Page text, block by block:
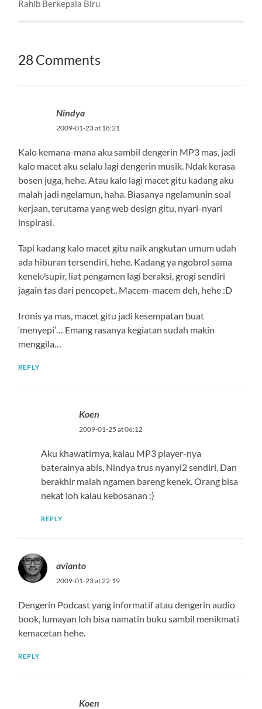
Rahib Berkepala Biru
28 Comments
Nindya
2009-01-23 at 18:21
Kalo kemana-mana aku sambil dengerin MP3 mas, jadi
kalo macet aku selalu lagi dengerin musik. Ndak kerasa
bosen juga, hehe. Atau kalo lagi macet gitu kadang aku
malah jadi ngelamun, haha. Biasanya ngelamunin soal
kerjaan, terutama yang web design gitu, nyari-nyari
inspirasi.
Tapi kadang kalo macet gitu naik angkutan umum udah
ada hiburan tersendiri, hehe. Kadang ya ngobrol sama
kenek/supir, liat pengamen lagi beraksi, grogi sendiri
jagain tas dari pencopet.. Macem-macem deh, hehe :D
Ironis ya mas, macet gitu jadi kesempatan buat
‘menyepi’… Emang rasanya kegiatan sudah makin
menggila…
REPLY
Koen
2009-01-25 at 06:12
Aku khawatirnya, kalau MP3 player-nya
baterainya abis, Nindya trus nyanyi2 sendiri. Dan
berakhir malah ngamen bareng kenek. Orang bisa
nekat loh kalau kebosanan :)
REPLY
avianto
2009-01-23 at 22:19
Dengerin Podcast yang informatif atau dengerin audio
book, lumayan loh bisa namatin buku sambil menikmati
kemacetan hehe.
REPLY
Koen